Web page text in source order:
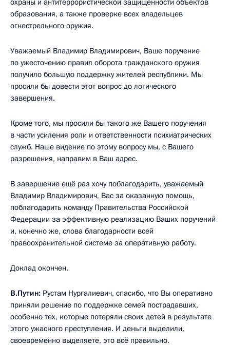
образования, а также проверке всех владельцев
огнестрельного оружия.
Уважаемый Владимир Владимирович, Ваше поручение
по ужесточению правил оборота гражданского оружия
получило большую поддержку жителей республики. Мы
просили бы довести этот вопрос до логического
завершения.
Кроме того, мы просили бы такого же Вашего поручения
в части усиления роли и ответственности психиатрических
служб. Наше видение по этому вопросу мы, с Вашего
разрешения, направим в Ваш адрес.
В завершение ещё раз хочу поблагодарить, уважаемый
Владимир Владимирович, Вас за оказанную помощь,
поблагодарить команду Правительства Российской
Федерации за эффективную реализацию Ваших поручений
и, конечно же, слова благодарности всей
правоохранительной системе за оперативную работу.
Доклад окончен.
В.Путин: Рустам Нургалиевич, спасибо, что Вы оперативно
приняли решение по поддержке семей пострадавших,
особенно тех, которые потеряли своих детей в результате
этого ужасного преступления. И деньги выделили,
своевременно выделяете, это всё правильно.